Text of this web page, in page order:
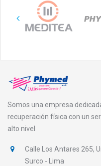
Somos una empresa
recuperación física con un
alto nivel
Calle Los Antares 265,
Surco - Lima